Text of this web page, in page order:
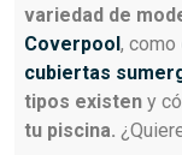
variedad de
Coverpool, como
cubiertas
tipos existen y
tu piscina.